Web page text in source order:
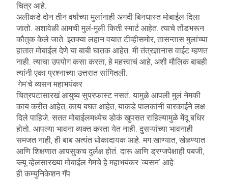
चित्र आहे.
अलीकडे दोन तीन वर्षांच्या मुलांनाही अगदी बिनधास्त मोबाईल दिला
जातो. अशावेळी आमची मुलं-मुली किती स्मार्ट आहेत. त्याचे तोंडभरून
कौतुक केले जाते. इतक्या लहान वयात टीव्हीसमोर, तासन्तास मुलांच्या
हातात मोबाईल देणे या बाबी घातक आहेत. मी तंत्रज्ञानास वाईट म्हणत
नाही. त्याचा उपयोग कसा करता, हे महत्त्वाचं आहे, अशी मौलिक बाबही
त्यांनी एका प्रश्नाच्या उत्तरात सांगितली.
‘गेम’चे व्यसन महाभयंकर
चित्रपटासारखं आयुष्य सुपरफास्ट नसतं. यामुळे आपली मुलं नेमकी
काय करीत आहेत, काय बघत आहेत, याकडे पालकांनी बारकाईने लक्ष
दिले पाहिजे. सतत मोबाईलमध्येच डोकं खुपसत राहिल्यामुळे मेंदू बधिर
होतो. आपल्या भावना व्यक्त करता येत नाही. दुसऱ्यांच्या भावनाही
समजत नाही, ही बाब अत्यंत धोकादायक आहे. मग खाण्यात, खेळण्यात
आणि शिक्षणात आपसुकच दुर्लक्ष होतं. दारू आणि ड्रग्जपेक्षाही पबजी,
ब्ल्यू व्हेलसारख्या मोबाईल गेमचे हे महाभयंकर ‘व्यसन’ आहे.
ही कम्युनिकेशन गॅप